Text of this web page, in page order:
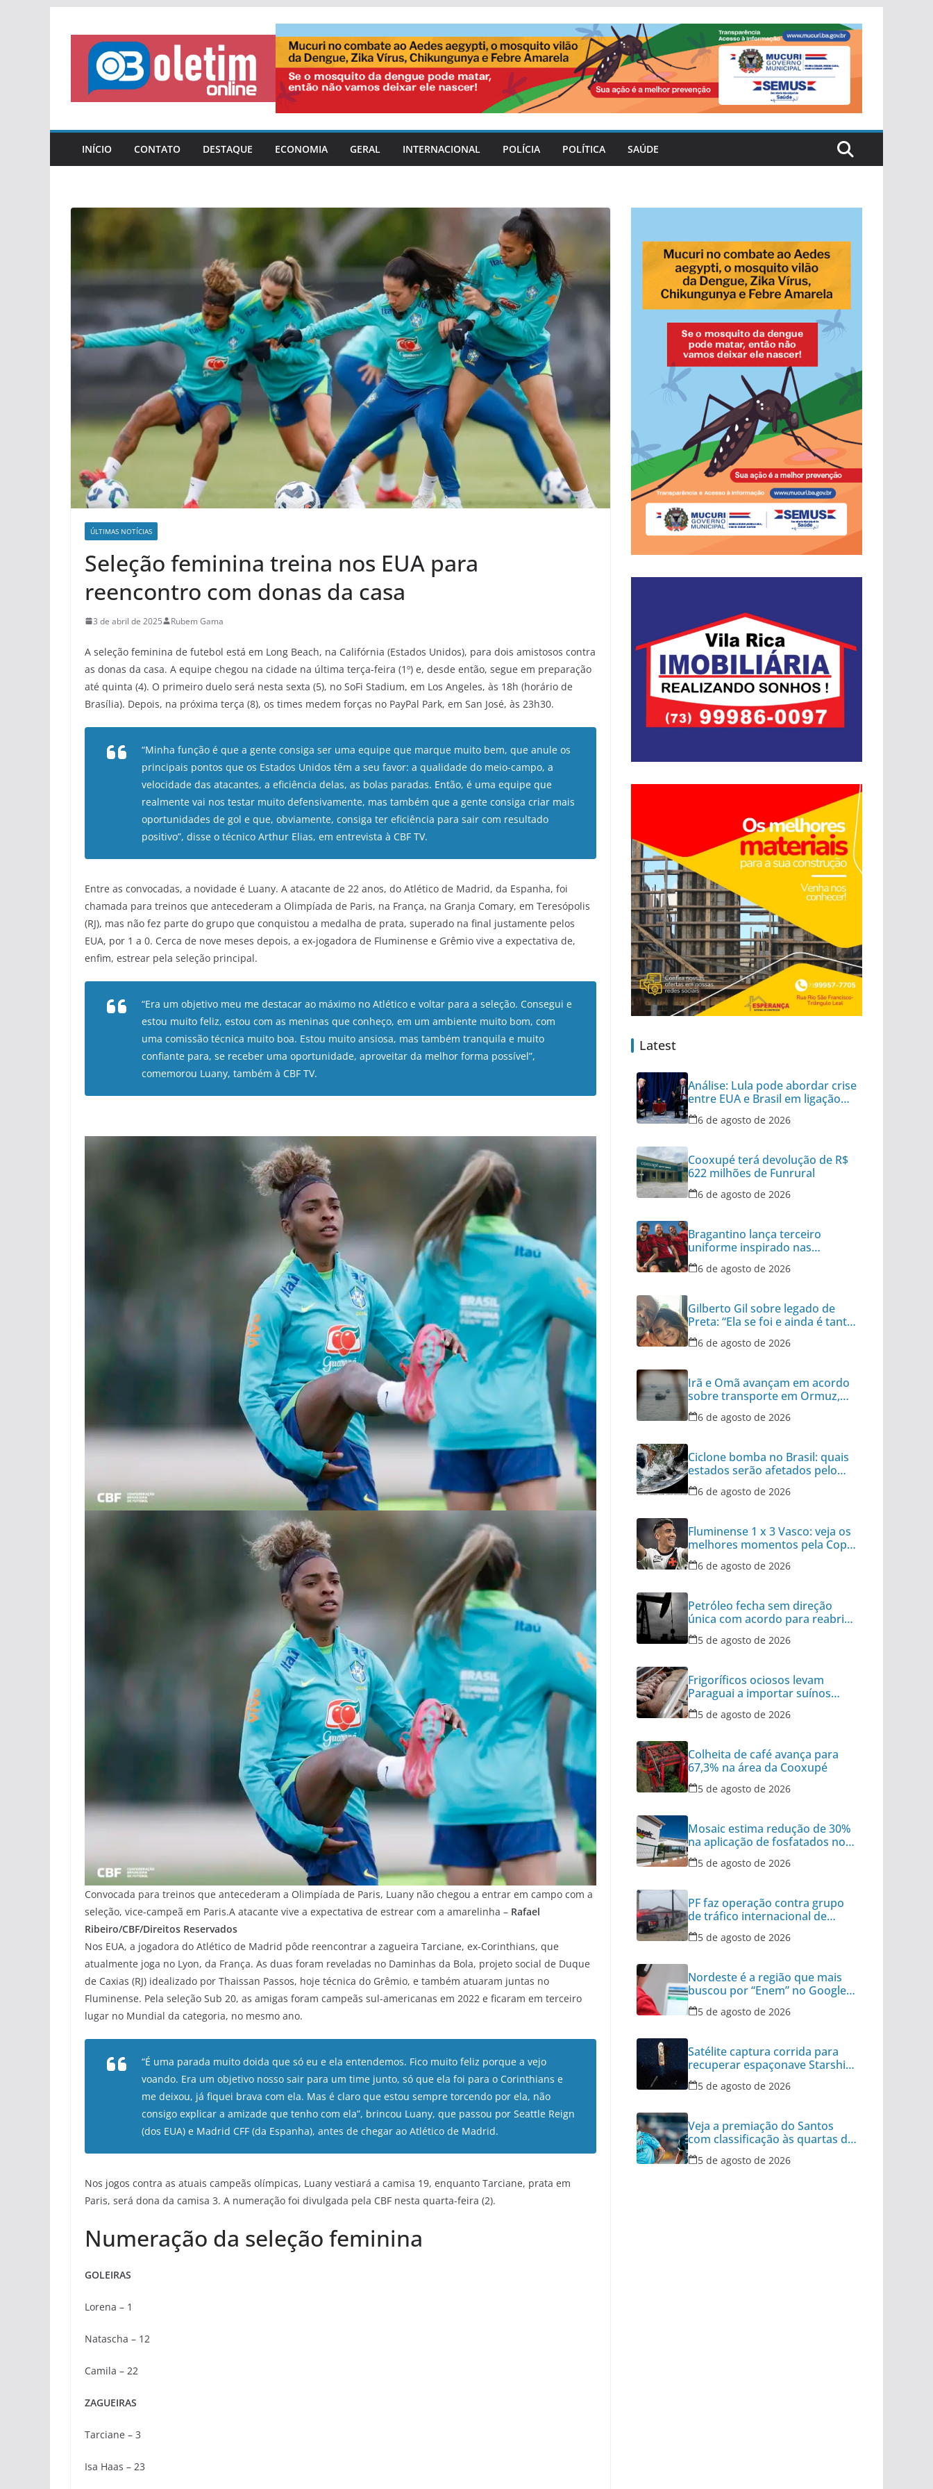
para
conteúdo
INÍCIO CONTATO DESTAQUE ECONOMIA GERAL INTERNACIONAL POLÍCIA POLÍTICA SAÚDE
ÚLTIMAS NOTÍCIAS
Seleção feminina treina nos EUA para
reencontro com donas da casa
3 de abril de 2025 Rubem Gama
A seleção feminina de futebol está em Long Beach, na Califórnia (Estados Unidos), para dois amistosos contra
as donas da casa. A equipe chegou na cidade na última terça-feira (1º) e, desde então, segue em preparação
até quinta (4). O primeiro duelo será nesta sexta (5), no SoFi Stadium, em Los Angeles, às 18h (horário de
Brasília). Depois, na próxima terça (8), os times medem forças no PayPal Park, em San José, às 23h30.
“Minha função é que a gente consiga ser uma equipe que marque muito bem, que anule os
principais pontos que os Estados Unidos têm a seu favor: a qualidade do meio-campo, a
velocidade das atacantes, a eficiência delas, as bolas paradas. Então, é uma equipe que
realmente vai nos testar muito defensivamente, mas também que a gente consiga criar mais
oportunidades de gol e que, obviamente, consiga ter eficiência para sair com resultado
positivo”, disse o técnico Arthur Elias, em entrevista à CBF TV.
Entre as convocadas, a novidade é Luany. A atacante de 22 anos, do Atlético de Madrid, da Espanha, foi
chamada para treinos que antecederam a Olimpíada de Paris, na França, na Granja Comary, em Teresópolis
(RJ), mas não fez parte do grupo que conquistou a medalha de prata, superado na final justamente pelos
EUA, por 1 a 0. Cerca de nove meses depois, a ex-jogadora de Fluminense e Grêmio vive a expectativa de,
enfim, estrear pela seleção principal.
“Era um objetivo meu me destacar ao máximo no Atlético e voltar para a seleção. Consegui e
estou muito feliz, estou com as meninas que conheço, em um ambiente muito bom, com
uma comissão técnica muito boa. Estou muito ansiosa, mas também tranquila e muito
confiante para, se receber uma oportunidade, aproveitar da melhor forma possível”,
comemorou Luany, também à CBF TV.
Convocada para treinos que antecederam a Olimpíada de Paris, Luany não chegou a entrar em campo com a
seleção, vice-campeã em Paris.A atacante vive a expectativa de estrear com a amarelinha – Rafael
Ribeiro/CBF/Direitos Reservados
Nos EUA, a jogadora do Atlético de Madrid pôde reencontrar a zagueira Tarciane, ex-Corinthians, que
atualmente joga no Lyon, da França. As duas foram reveladas no Daminhas da Bola, projeto social de Duque
de Caxias (RJ) idealizado por Thaissan Passos, hoje técnica do Grêmio, e também atuaram juntas no
Fluminense. Pela seleção Sub 20, as amigas foram campeãs sul-americanas em 2022 e ficaram em terceiro
lugar no Mundial da categoria, no mesmo ano.
“É uma parada muito doida que só eu e ela entendemos. Fico muito feliz porque a vejo
voando. Era um objetivo nosso sair para um time junto, só que ela foi para o Corinthians e
me deixou, já fiquei brava com ela. Mas é claro que estou sempre torcendo por ela, não
consigo explicar a amizade que tenho com ela”, brincou Luany, que passou por Seattle Reign
(dos EUA) e Madrid CFF (da Espanha), antes de chegar ao Atlético de Madrid.
Nos jogos contra as atuais campeãs olímpicas, Luany vestiará a camisa 19, enquanto Tarciane, prata em
Paris, será dona da camisa 3. A numeração foi divulgada pela CBF nesta quarta-feira (2).
Numeração da seleção feminina
GOLEIRAS
Lorena – 1
Natascha – 12
Camila – 22
ZAGUEIRAS
Tarciane – 3
Isa Haas – 23
Latest
Análise: Lula pode abordar crise
entre EUA e Brasil em ligação
para Trump
6 de agosto de 2026
Cooxupé terá devolução de R$
622 milhões de Funrural
6 de agosto de 2026
Bragantino lança terceiro
uniforme inspirado nas
categorias de base
6 de agosto de 2026
Gilberto Gil sobre legado de
Preta: “Ela se foi e ainda é tanta
coisa”
6 de agosto de 2026
Irã e Omã avançam em acordo
sobre transporte em Ormuz,
diz autoridade
6 de agosto de 2026
Ciclone bomba no Brasil: quais
estados serão afetados pelo
fenômeno
6 de agosto de 2026
Fluminense 1 x 3 Vasco: veja os
melhores momentos pela Copa
do Brasil
6 de agosto de 2026
Petróleo fecha sem direção
única com acordo para reabrir
Ormuz no radar
5 de agosto de 2026
Frigoríficos ociosos levam
Paraguai a importar suínos
vivos do Brasil
5 de agosto de 2026
Colheita de café avança para
67,3% na área da Cooxupé
5 de agosto de 2026
Mosaic estima redução de 30%
na aplicação de fosfatados no
Brasil
5 de agosto de 2026
PF faz operação contra grupo
de tráfico internacional de
armas
5 de agosto de 2026
Nordeste é a região que mais
buscou por “Enem” no Google
no último ano
5 de agosto de 2026
Satélite captura corrida para
recuperar espaçonave Starship
no Oceano
5 de agosto de 2026
Veja a premiação do Santos
com classificação às quartas da
Copa do Brasil
5 de agosto de 2026